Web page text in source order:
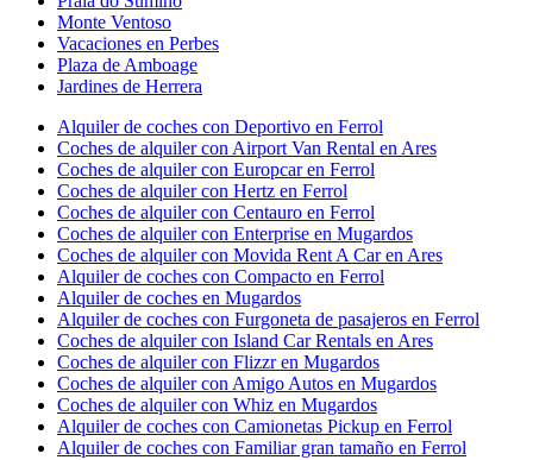
Monte Ventoso
Vacaciones en Perbes
Plaza de Amboage
Jardines de Herrera
Alquiler de coches con Deportivo en Ferrol
Coches de alquiler con Airport Van Rental en Ares
Coches de alquiler con Europcar en Ferrol
Coches de alquiler con Hertz en Ferrol
Coches de alquiler con Centauro en Ferrol
Coches de alquiler con Enterprise en Mugardos
Coches de alquiler con Movida Rent A Car en Ares
Alquiler de coches con Compacto en Ferrol
Alquiler de coches en Mugardos
Alquiler de coches con Furgoneta de pasajeros en Ferrol
Coches de alquiler con Island Car Rentals en Ares
Coches de alquiler con Flizzr en Mugardos
Coches de alquiler con Amigo Autos en Mugardos
Coches de alquiler con Whiz en Mugardos
Alquiler de coches con Camionetas Pickup en Ferrol
Alquiler de coches con Familiar gran tamaño en Ferrol